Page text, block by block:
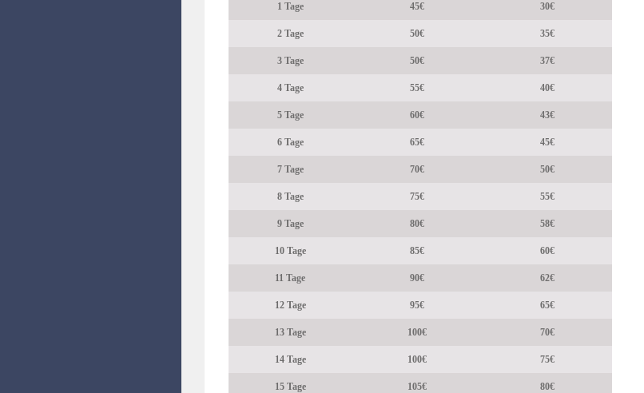
1 Tage 45€ 30€
2 Tage 50€ 35€
3 Tage 50€ 37€
4 Tage 55€ 40€
5 Tage 60€ 43€
6 Tage 65€ 45€
7 Tage 70€ 50€
8 Tage 75€ 55€
9 Tage 80€ 58€
10 Tage 85€ 60€
11 Tage 90€ 62€
12 Tage 95€ 65€
13 Tage 100€ 70€
14 Tage 100€ 75€
15 Tage 105€ 80€